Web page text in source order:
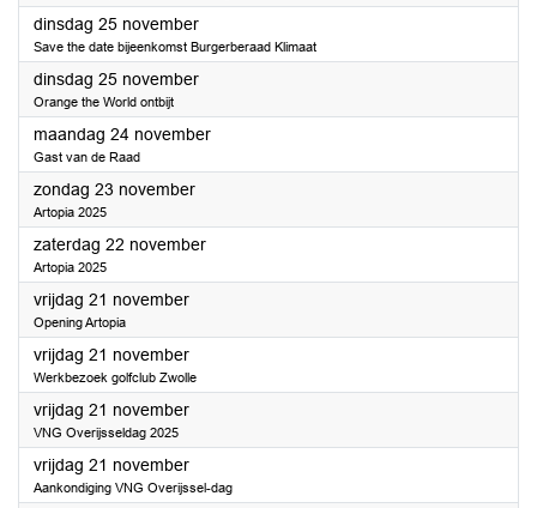
dinsdag 25 november2025
Save the date bijeenkomst Burgerberaad Klimaat
dinsdag 25 november2025
Orange the World ontbijt
maandag 24 november2025
Gast van de Raad
zondag 23 november2025
Artopia 2025
zaterdag 22 november2025
Artopia 2025
vrijdag 21 november2025
Opening Artopia
vrijdag 21 november2025
Werkbezoek golfclub Zwolle
vrijdag 21 november2025
VNG Overijsseldag 2025
vrijdag 21 november2025
Aankondiging VNG Overijssel-dag